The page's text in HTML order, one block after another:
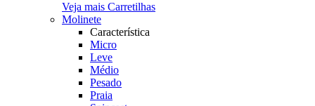
Veja mais Carretilhas
Molinete
Característica
Micro
Leve
Médio
Pesado
Praia